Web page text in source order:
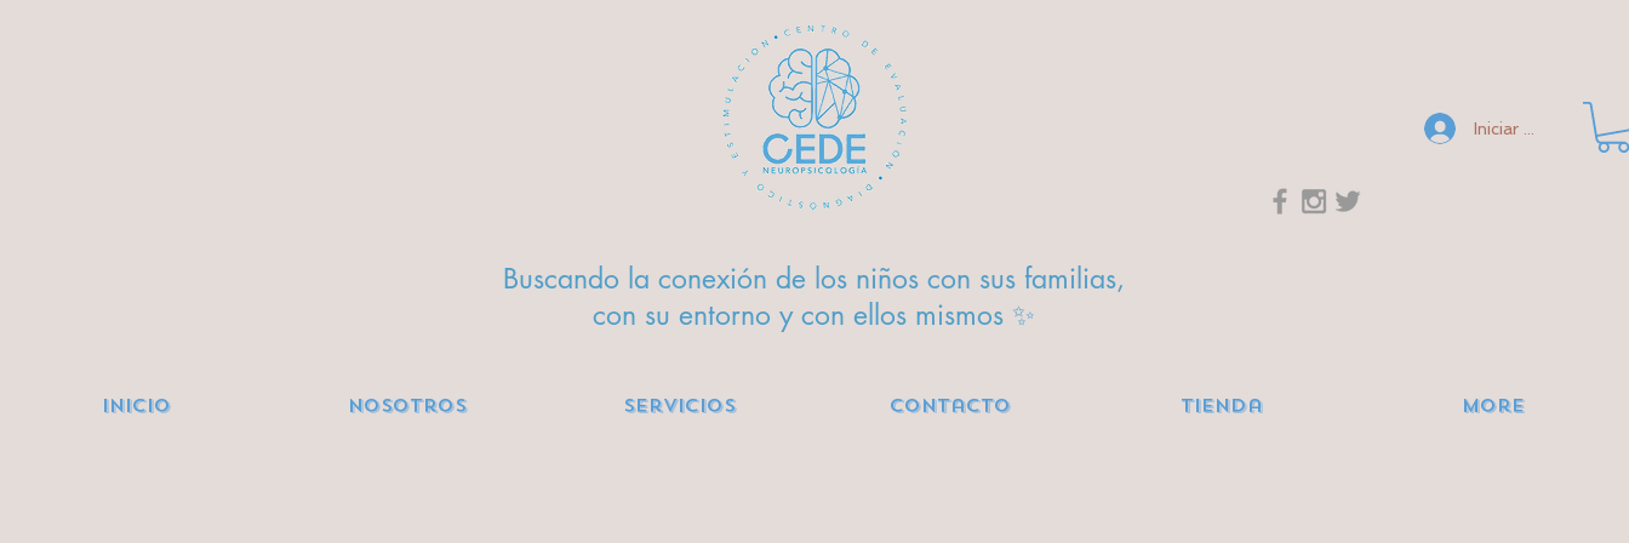
Iniciar sesión
Buscando la conexión de los niños con sus familias,
con su entorno y con ellos mismos ✨
Inicio Nosotros Servicios Contacto Tienda More